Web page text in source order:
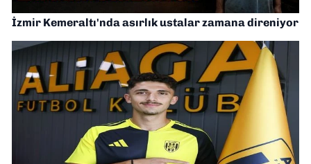
İzmir Kemeraltı'nda asırlık ustalar zamana direniyor